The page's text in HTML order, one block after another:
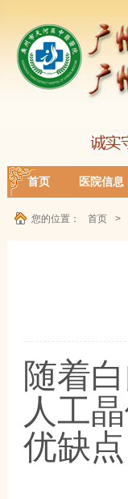
首页 医院信息
您的位置： 首页 >
随着
人工
优缺